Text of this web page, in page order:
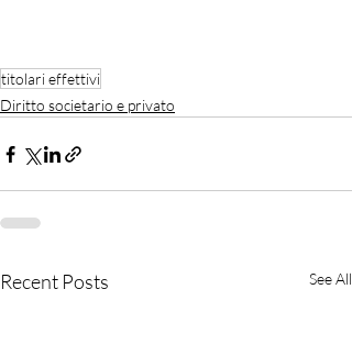
titolari effettivi
Diritto societario e privato
Recent Posts See All